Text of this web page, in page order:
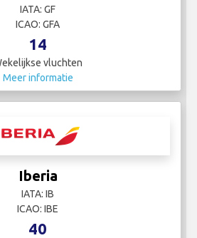
IATA: GF
ICAO: GFA
14
vluchten
Meer informatie
Iberia
IATA: IB
ICAO: IBE
40